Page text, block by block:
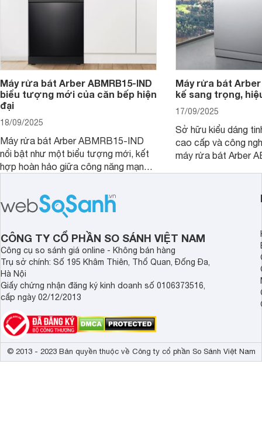
Máy rửa bát Arber ABMRB15-IND
biểu tượng mới của căn bếp hiện
đại
18/09/2025
Máy rửa bát Arber ABMRB15-IND
nổi bật như một biểu tượng mới, kết
hợp hoàn hảo giữa công năng mạnh
thủ đắc lực giúp giải phóng đôi tay,
mang lại sự thoải mái và sang trọng
trong từng khoảnh khắc quây quần.
Máy rửa bát
kế sang trọng,
17/09/2025
Sở hữu kiểu dáng
cao cấp và công
máy rửa bát Arber
luôn sạch bóng,
CÔNG TY CỔ PHẦN SO SÁNH VIỆT NAM
Công cụ so sánh giá online - Không bán hàng
Trụ sở chính: Số 195 Khâm Thiên, Thổ Quan, Đống Đa,
Hà Nội
Giấy chứng nhận đăng ký kinh doanh số 0106373516,
cấp ngày 02/12/2013
© 2013 - 2023 Bản quyền thuộc về Công ty cổ phần So Sánh Việt Nam